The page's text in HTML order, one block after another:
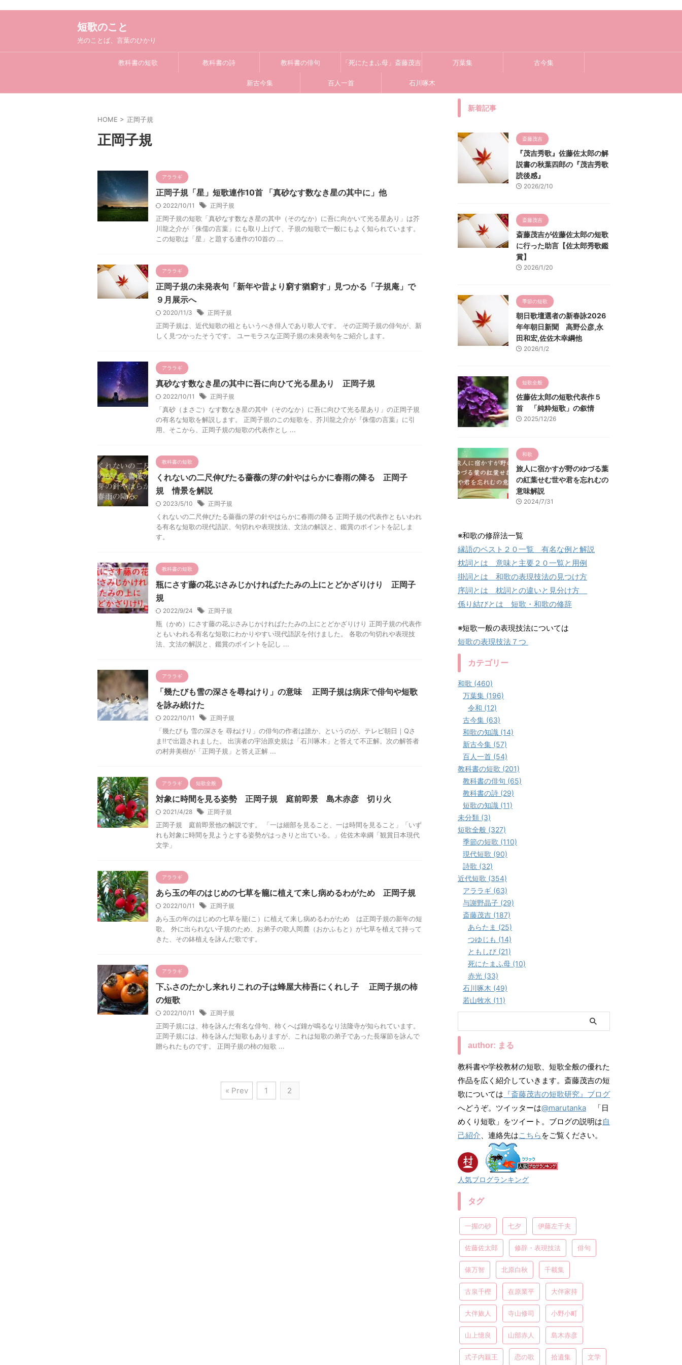
短歌のこと
光のことば、言葉のひかり
教科書の短歌 教科書の詩 教科書の俳句 「死にたまふ母」斎藤茂吉 万葉集 古今集
新古今集 百人一首 石川啄木
HOME > 正岡子規
正岡子規
アララギ
正岡子規「星」短歌連作10首 「真砂なす数なき星の其中に」他
2022/10/11 正岡子規
正岡子規の短歌「真砂なす数なき星の其中（そのなか）に吾に向かいて光る星あり」は芥
川龍之介が「侏儒の言葉」にも取り上げて、子規の短歌で一般にもよく知られています。
この短歌は「星」と題する連作の10首の ...
アララギ
正岡子規の未発表句「新年や昔より窮す猶窮す」見つかる「子規庵」で
９月展示へ
2020/11/3 正岡子規
正岡子規は、近代短歌の祖ともいうべき俳人であり歌人です。 その正岡子規の俳句が、新
しく見つかったそうです。 ユーモラスな正岡子規の未発表句をご紹介します。
アララギ
真砂なす数なき星の其中に吾に向ひて光る星あり 正岡子規
2022/10/11 正岡子規
「真砂（まさご）なす数なき星の其中（そのなか）に吾に向ひて光る星あり」の正岡子規
の有名な短歌を解説します。 正岡子規のこの短歌を、芥川龍之介が『侏儒の言葉』に引
用、そこから、正岡子規の短歌の代表作とし ...
教科書の短歌
くれないの二尺伸びたる薔薇の芽の針やはらかに春雨の降る 正岡子
規 情景を解説
2023/5/10 正岡子規
くれないの二尺伸びたる薔薇の芽の針やはらかに春雨の降る 正岡子規の代表作ともいわれ
る有名な短歌の現代語訳、句切れや表現技法、文法の解説と、鑑賞のポイントを記しま
す。
教科書の短歌
瓶にさす藤の花ぶさみじかければたたみの上にとどかざりけり 正岡子
規
2022/9/24 正岡子規
瓶（かめ）にさす藤の花ぶさみじかければたたみの上にとどかざりけり 正岡子規の代表作
ともいわれる有名な短歌にわかりやすい現代語訳を付けました。 各歌の句切れや表現技
法、文法の解説と、鑑賞のポイントを記し ...
アララギ
「幾たびも雪の深さを尋ねけり」の意味 正岡子規は病床で俳句や短歌
を詠み続けた
2022/10/11 正岡子規
「幾たびも 雪の深さを 尋ねけり」の俳句の作者は誰か、というのが、テレビ朝日｜Qさ
ま!!で出題されました。 出演者の宇治原史規は「石川啄木」と答えて不正解。次の解答者
の村井美樹が「正岡子規」と答え正解 ...
アララギ 短歌全般
対象に時間を見る姿勢 正岡子規 庭前即景 島木赤彦 切り火
2021/4/28 正岡子規
正岡子規 庭前即景他の解説です。 「一は細部を見ること、一は時間を見ること」「いず
れも対象に時間を見ようとする姿勢がはっきりと出ている。」佐佐木幸綱「観賞日本現代
文学」
アララギ
あら玉の年のはじめの七草を籠に植えて来し病めるわがため 正岡子規
2022/10/11 正岡子規
あら玉の年のはじめの七草を籠(こ）に植えて来し病めるわがため は正岡子規の新年の短
歌。 外に出られない子規のため、お弟子の歌人岡麓（おかふもと）が七草を植えて持って
きた、その鉢植えを詠んだ歌です。
アララギ
下ふさのたかし来れりこれの子は蜂屋大柿吾にくれし子 正岡子規の柿
の短歌
2022/10/11 正岡子規
正岡子規には、柿を詠んだ有名な俳句、柿くへば鐘が鳴るなり法隆寺が知られています。
正岡子規には、柿を詠んだ短歌もありますが、これは短歌の弟子であった長塚節を詠んで
贈られたものです。 正岡子規の柿の短歌 ...
« Prev 1 2
新着記事
斎藤茂吉
『茂吉秀歌』佐藤佐太郎の解
説書の秋葉四郎の『茂吉秀歌
読後感』
2026/2/10
斎藤茂吉
斎藤茂吉が佐藤佐太郎の短歌
に行った助言【佐太郎秀歌鑑
賞】
2026/1/20
季節の短歌
朝日歌壇選者の新春詠2026
年年朝日新聞 高野公彦,永
田和宏,佐佐木幸綱他
2026/1/2
短歌全般
佐藤佐太郎の短歌代表作５
首 「純粋短歌」の叙情
2025/12/26
和歌
旅人に宿かすが野のゆづる葉
の紅葉せむ世や君を忘れむの
意味解説
2024/7/31
※和歌の修辞法一覧
縁語のベスト２０一覧 有名な例と解説
枕詞とは 意味と主要２０一覧と用例
掛詞とは 和歌の表現技法の見つけ方
序詞とは 枕詞との違いと見分け方
係り結びとは 短歌・和歌の修辞
※短歌一般の表現技法については
短歌の表現技法７つ
カテゴリー
和歌 (460)
万葉集 (196)
令和 (12)
古今集 (63)
和歌の知識 (14)
新古今集 (57)
百人一首 (54)
教科書の短歌 (201)
教科書の俳句 (65)
教科書の詩 (29)
短歌の知識 (11)
未分類 (3)
短歌全般 (327)
季節の短歌 (110)
現代短歌 (90)
詩歌 (32)
近代短歌 (354)
アララギ (63)
与謝野晶子 (29)
斎藤茂吉 (187)
あらたま (25)
つゆじも (14)
ともしび (21)
死にたまふ母 (10)
赤光 (33)
石川啄木 (49)
若山牧水 (11)
author: まる
教科書や学校教材の短歌、短歌全般の優れた
作品を広く紹介していきます。斎藤茂吉の短
歌については 『斎藤茂吉の短歌研究』ブログ
へどうぞ。ツイッターは@marutanka 「日
めくり短歌」をツイート。ブログの説明は自
己紹介、連絡先はこちら をご覧ください。
人気ブログランキング
タグ
一握の砂 七夕 伊藤左千夫
佐藤佐太郎 修辞・表現技法 俳句
俵万智 北原白秋 千載集
古泉千樫 在原業平 大伴家持
大伴旅人 寺山修司 小野小町
山上憶良 山部赤人 島木赤彦
式子内親王 恋の歌 拾遺集 文学